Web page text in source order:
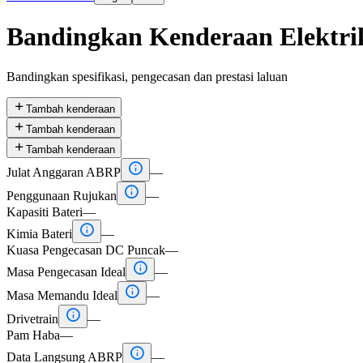
Bandingkan Kenderaan
Bandingkan spesifikasi, pengecasan dan prestasi laluan
 Tambah kenderaan
 Tambah kenderaan
 Tambah kenderaan
Julat Anggaran ABRP  —
Penggunaan Rujukan
 —
Kapasiti Bateri—
Kimia Bateri
 —
Kuasa Pengecasan DC Puncak—
Masa Pengecasan Ideal
 —
Masa Memandu Ideal
 —
Drivetrain
 —
Pam Haba—
Data Langsung ABRP  —